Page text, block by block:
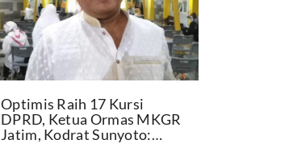
Optimis Raih 17 Kursi
DPRD, Ketua Ormas MKGR
Jatim, Kodrat Sunyoto:…